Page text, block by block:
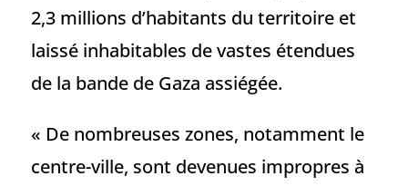
2,3 millions d’habitants du territoire et
laissé inhabitables de vastes étendues
de la bande de Gaza assiégée.
« De nombreuses zones, notamment le
centre-ville, sont devenues impropres à